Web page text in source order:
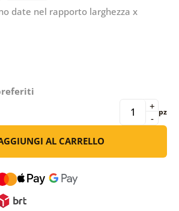
date nel rapporto larghezza x
-
+ pz
AL CARRELLO